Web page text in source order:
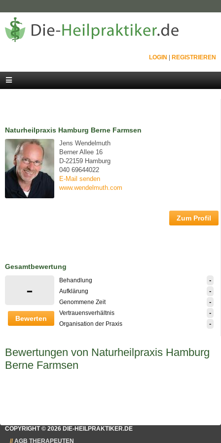
LOGIN REGISTRIEREN
Naturheilpraxis Hamburg Berne Farmsen
Jens Wendelmuth
Berner Allee 16
D-22159 Hamburg
040 69644022
E-Mail senden
www.wendelmuth.com
Zum Profil
Gesamtbewertung
-
Bewerten
Behandlung -
Aufklärung -
Genommene Zeit -
Vertrauensverhältnis -
Organisation der Praxis -
Bewertungen von Naturheilpraxis Hamburg
Berne Farmsen
COPYRIGHT © 2026 DIE-HEILPRAKTIKER.DE
AGB THERAPEUTEN